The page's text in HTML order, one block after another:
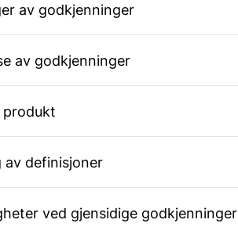
av godkjenninger
av godkjenninger
produkt
av definisjoner
ved gjensidige godkjenninger